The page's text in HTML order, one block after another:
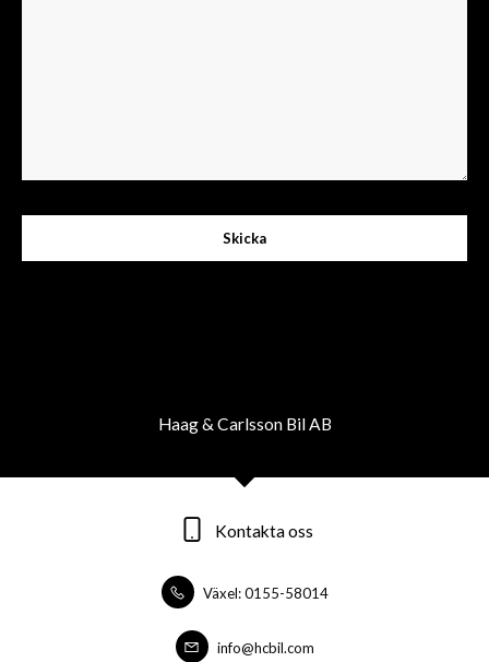
Skicka
Haag & Carlsson Bil AB
Kontakta oss
Växel: 0155-58014
info@hcbil.com